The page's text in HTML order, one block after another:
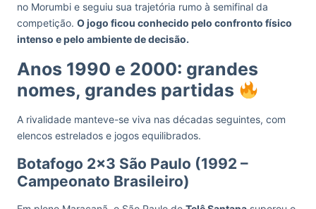
no Morumbi e seguiu sua trajetória rumo à semifinal da
competição. O jogo ficou conhecido pelo confronto físico
intenso e pelo ambiente de decisão.
Anos 1990 e 2000: grandes
nomes, grandes partidas
A rivalidade manteve-se viva nas décadas seguintes, com
elencos estrelados e jogos equilibrados.
Botafogo 2×3 São Paulo (1992 –
Campeonato Brasileiro)